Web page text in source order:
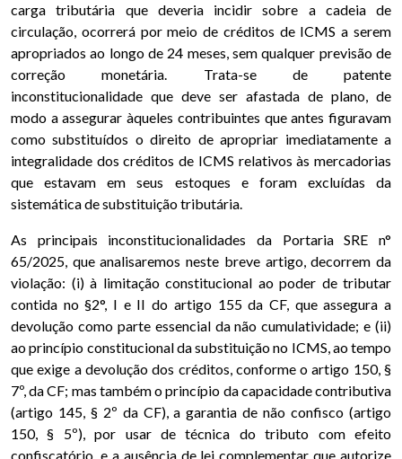
carga tributária que deveria incidir sobre a cadeia de
circulação, ocorrerá por meio de créditos de ICMS a serem
apropriados ao longo de 24 meses, sem qualquer previsão de
correção monetária. Trata-se de patente
inconstitucionalidade que deve ser afastada de plano, de
modo a assegurar àqueles contribuintes que antes figuravam
como substituídos o direito de apropriar imediatamente a
integralidade dos créditos de ICMS relativos às mercadorias
que estavam em seus estoques e foram excluídas da
sistemática de substituição tributária.
As principais inconstitucionalidades da Portaria SRE n°
65/2025, que analisaremos neste breve artigo, decorrem da
violação: (i) à limitação constitucional ao poder de tributar
contida no §2°, I e II do artigo 155 da CF, que assegura a
devolução como parte essencial da não cumulatividade; e (ii)
ao princípio constitucional da substituição no ICMS, ao tempo
que exige a devolução dos créditos, conforme o artigo 150, §
7º, da CF; mas também o princípio da capacidade contributiva
(artigo 145, § 2º da CF), a garantia de não confisco (artigo
150, § 5º), por usar de técnica do tributo com efeito
confiscatório, e a ausência de lei complementar que autorize